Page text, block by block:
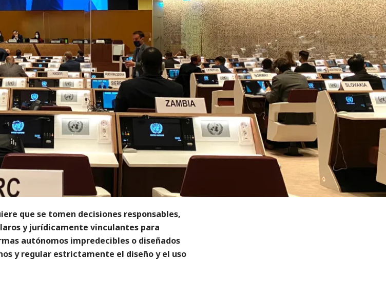
que se tomen decisiones responsables,
y jurídicamente vinculantes para
autónomos impredecibles o diseñados
y regular estrictamente el diseño y el uso